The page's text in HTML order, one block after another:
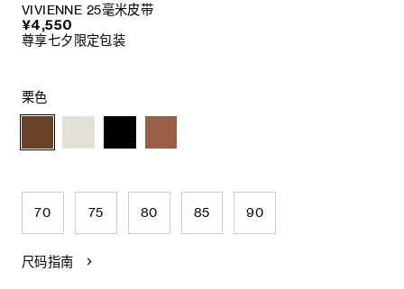
VIVIENNE 25毫米皮带
¥4,550
尊享七夕限定包装
栗色
70 75 80 85 90
尺码指南